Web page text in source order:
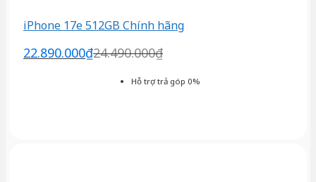
Hỗ trợ trả góp 0%
iPhone 17e 512GB Chính hãng
22.890.000₫24.490.000₫